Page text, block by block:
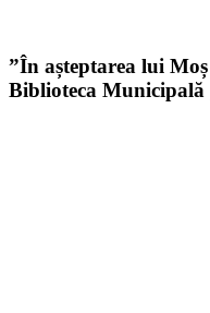
”În așteptarea lui
Biblioteca Municipală